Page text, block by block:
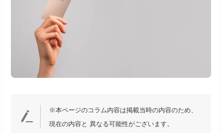
※本ページのコラム内容は掲載当時の内容のため、
現在の内容と 異なる可能性がございます。